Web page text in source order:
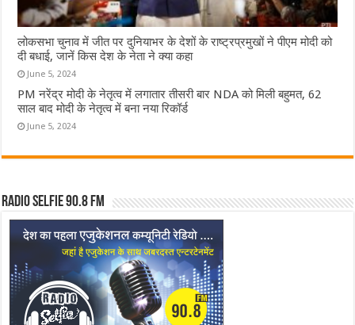
लोकसभा चुनाव में जीत पर दुनियाभर के देशों के राष्ट्रप्रमुखों ने पीएम मोदी को
दी बधाई, जानें किस देश के नेता ने क्या कहा
June 5, 2024
PM नरेंद्र मोदी के नेतृत्व में लगातार तीसरी बार NDA को मिली बहुमत, 62
साल बाद मोदी के नेतृत्व में बना नया रिकॉर्ड
June 5, 2024
Radio Selfie 90.8 FM